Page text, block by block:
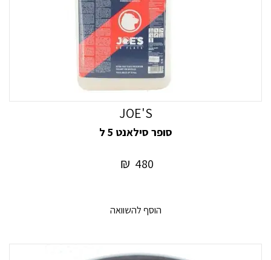
JOE'S
סופר סילאנט 5 ל
480
₪
הוסף להשוואה